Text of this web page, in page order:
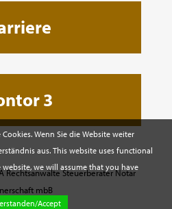
3
Rechtsanwälte Steuerberater Notar
mbB
Wenn Sie die Website weiter
aus. This website uses functional
we will assume that you have
Accept